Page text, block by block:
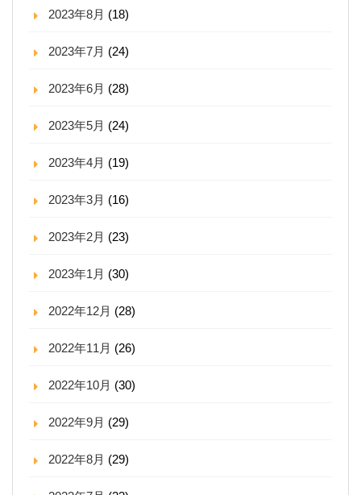
2023年8月 (18)
2023年7月 (24)
2023年6月 (28)
2023年5月 (24)
2023年4月 (19)
2023年3月 (16)
2023年2月 (23)
2023年1月 (30)
2022年12月 (28)
2022年11月 (26)
2022年10月 (30)
2022年9月 (29)
2022年8月 (29)